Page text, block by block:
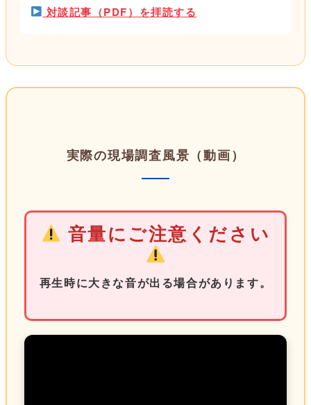
対談記事（PDF）を拝読する
実際の現場調査風景（動画）
音量にご注意ください
再生時に大きな音が出る場合があります。